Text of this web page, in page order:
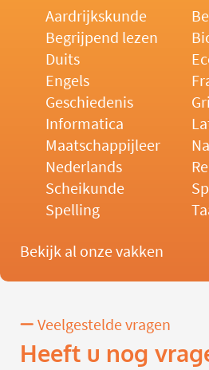
Aardrijkskunde
Begrijpend lezen
Duits
Engels
Geschiedenis
Informatica
Maatschappijleer
Nederlands
Scheikunde
Spelling
Bekijk al onze vakken
Veelgestelde vragen
Heeft u nog